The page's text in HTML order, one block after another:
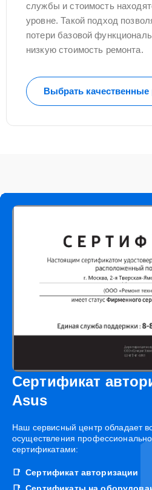
службы и стоимость
уровне. Такой подход
потери базовой
низкую стоимость ремонта.
Выбрать качественные
Сертификат
Asus
Наш сервисный центр обладает
осуществления
сертификатами:
Сертификат авторизации
Сертификаты на